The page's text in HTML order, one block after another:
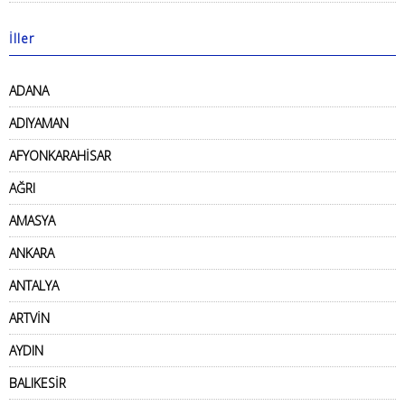
İller
ADANA
ADIYAMAN
AFYONKARAHİSAR
AĞRI
AMASYA
ANKARA
ANTALYA
ARTVİN
AYDIN
BALIKESİR